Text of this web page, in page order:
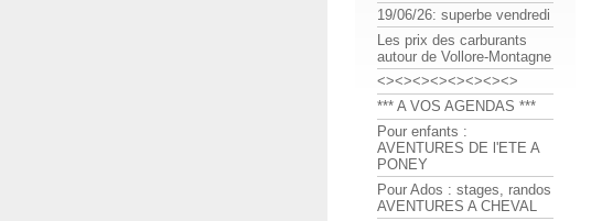
19/06/26: superbe vendredi
Les prix des carburants
autour de Vollore-Montagne
<><><><><><><><>
*** A VOS AGENDAS ***
Pour enfants :
AVENTURES DE l'ETE A
PONEY
Pour Ados : stages, randos
AVENTURES A CHEVAL